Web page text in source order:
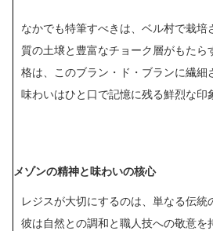
なかでも特筆すべきは、ベル村で栽培
質の土壌と豊富なチョーク層がもたら
格は、このブラン・ド・ブランに繊細
味わいはひと口で記憶に残る鮮烈な印
メゾンの精神と味わいの核心
レジスが大切にするのは、単なる伝統
彼は自然との調和と職人技への敬意を